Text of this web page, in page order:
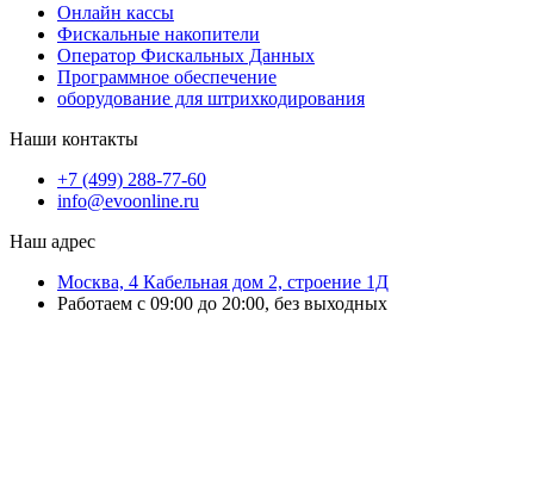
Онлайн кассы
Фискальные накопители
Оператор Фискальных Данных
Программное обеспечение
оборудование для штрихкодирования
Наши контакты
+7 (499) 288-77-60
info@evoonline.ru
Наш адрес
Москва, 4 Кабельная дом 2, строение 1Д
Работаем с 09:00 до 20:00, без выходных